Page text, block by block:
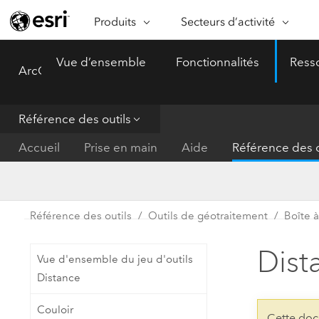
Produits
ARCGIS
ArcGIS Online
Plateforme de cartographie SaaS
Logiciel SIG leader du marché
Secteurs d’activité
SECTEURS D’ACTIVITÉ
Protection de
Fournisseurs d’énergie
Santé et services à la
Administrations nationales
ArcGIS Pro
Vue d’ensemble Fonctionnalités
Référence des outils
Accueil
Prise en main Aide Référence des
Référence des outils Outils de géotraitement Boîte
Vue d'ensemble du jeu d'outils
Distance
Couloir